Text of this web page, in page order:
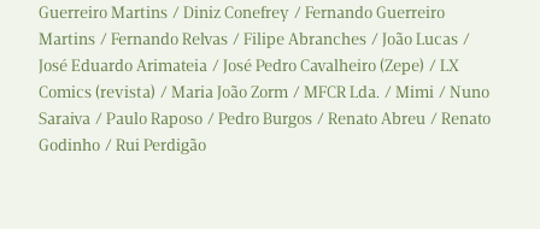
Guerreiro Martins
Diniz Conefrey
Fernando Guerreiro
Martins
Fernando Relvas Filipe Abranches
João Lucas
José Eduardo Arimateia
José Pedro Cavalheiro (Zepe)
LX
Comics (revista)
Maria João Zorm MFCR Lda. Mimi
Nuno
Saraiva
Paulo Raposo Pedro Burgos Renato Abreu
Renato
Godinho
Rui Perdigão